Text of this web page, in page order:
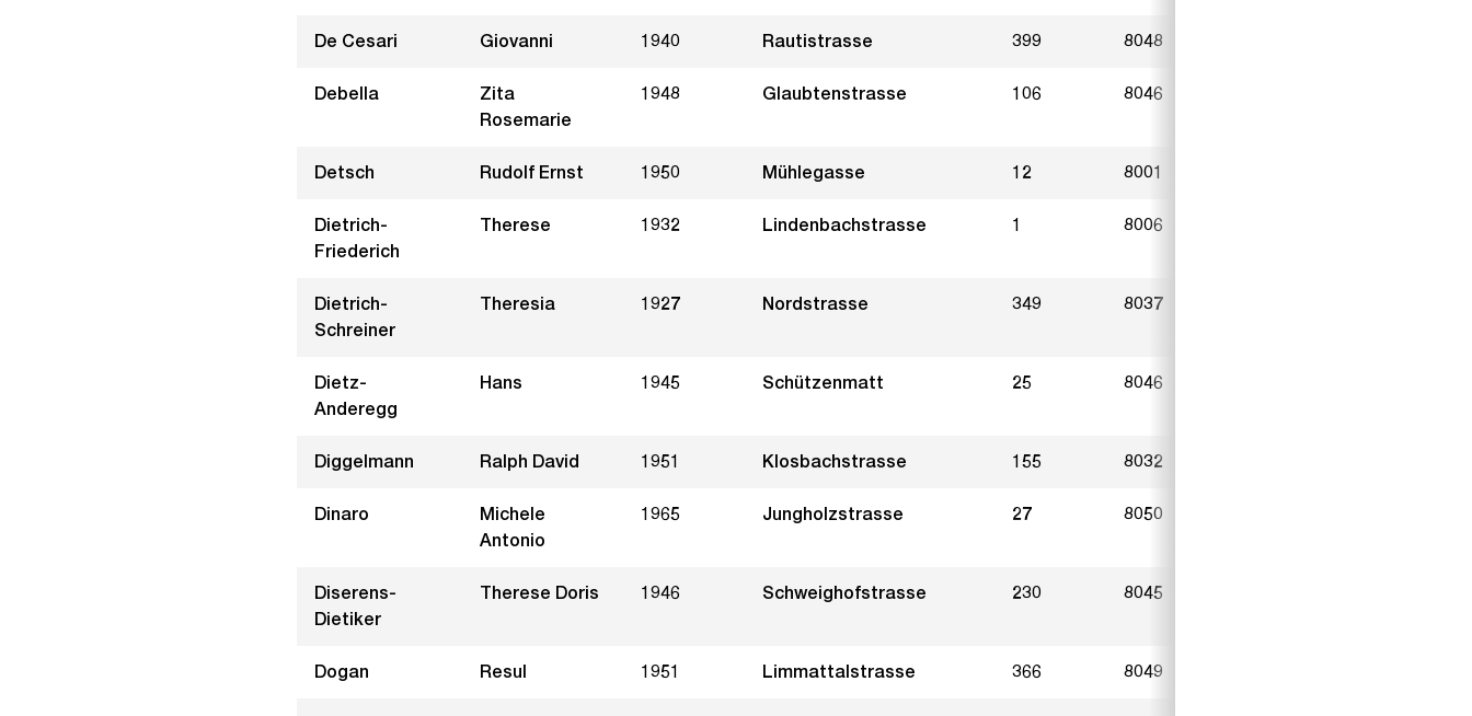
De Cesari Giovanni 1940 Rautistrasse 399 8048
Debella
Zita
Rosemarie
1948 Glaubtenstrasse 106 8046
Detsch Rudolf Ernst 1950 Mühlegasse 12 8001
Dietrich-
Friederich
Therese 1932 Lindenbachstrasse 1 8006
Dietrich-
Schreiner
Theresia 1927 Nordstrasse 349 8037
Dietz-
Anderegg
Hans 1945 Schützenmatt 25 8046
Diggelmann Ralph David 1951 Klosbachstrasse 155 8032
Dinaro
Michele
Antonio
1965 Jungholzstrasse 27 8050
Diserens-
Dietiker
Therese Doris 1946 Schweighofstrasse 230 8045
Dogan Resul 1951 Limmattalstrasse 366 8049